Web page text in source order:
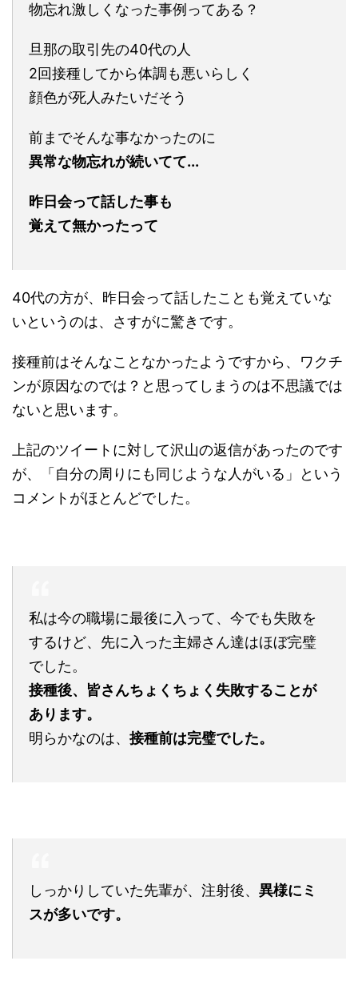
物忘れ激しくなった事例ってある？
旦那の取引先の40代の人
2回接種してから体調も悪いらしく
顔色が死人みたいだそう
前までそんな事なかったのに
異常な物忘れが続いてて...
昨日会って話した事も
覚えて無かったって
40代の方が、昨日会って話したことも覚えていな
いというのは、さすがに驚きです。
接種前はそんなことなかったようですから、ワクチ
ンが原因なのでは？と思ってしまうのは不思議では
ないと思います。
上記のツイートに対して沢山の返信があったのです
が、「自分の周りにも同じような人がいる」という
コメントがほとんどでした。
私は今の職場に最後に入って、今でも失敗を
するけど、先に入った主婦さん達はほぼ完璧
でした。
接種後、皆さんちょくちょく失敗することが
あります。
明らかなのは、 接種前は完璧でした。
しっかりしていた先輩が、注射後、 異様にミ
スが多いです。